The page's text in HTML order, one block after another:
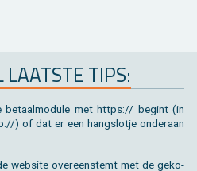
TIPS:
met https:// be­gint (in
) of dat er een hang­slot­je on­der­aan
web­si­te over­een­stemt met de ge­ko­